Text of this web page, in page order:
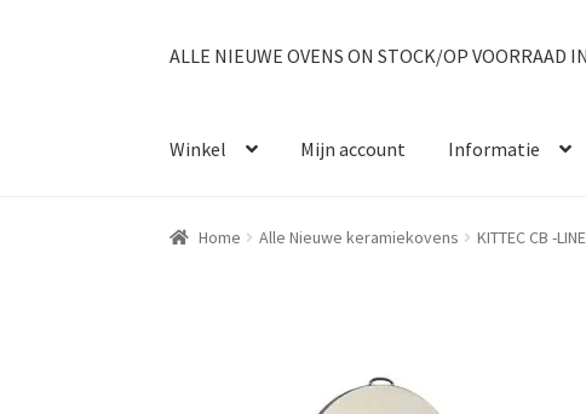
ALLE NIEUWE OVENS ON STOCK/OP VOORRAAD
Winkel Mijn account Informatie
Home Alle Nieuwe keramiekovens KITTEC CB -